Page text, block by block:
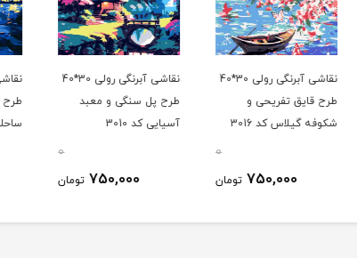
نقاشی آبرنگی رولی 30*40
طرح قایق تفریحی و
شکوفه گیلاس کد 3016
0
750,000 تومان
نقاشی آبرنگی رولی 30*40
طرح پل سنگی و معبد
آسیایی کد 3010
0
750,000 تومان
طرح
ساحلی